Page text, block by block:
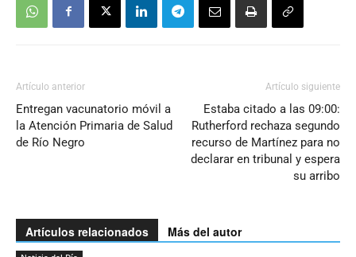
Artículo anterior
Entregan vacunatorio móvil a
la Atención Primaria de Salud
de Río Negro
Artículo siguiente
Estaba citado a las 09:00:
Rutherford rechaza segundo
recurso de Martínez para no
declarar en tribunal y espera
su arribo
Artículos relacionados Más del autor